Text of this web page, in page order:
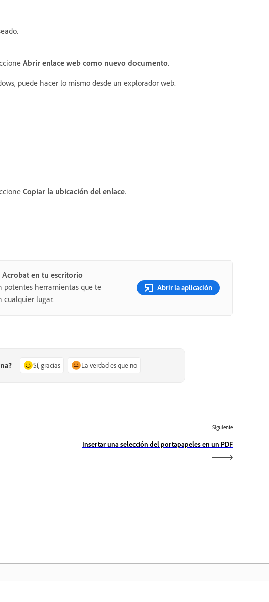
Abrir enlace web como nuevo documento.
puede hacer lo mismo desde un explorador web.
Copiar la ubicación del enlace.
en tu escritorio
potentes herramientas que te
lugar.
Abrir la aplicación
Sí, gracias La verdad es que no
Siguiente
Insertar una selección del portapapeles en un PDF